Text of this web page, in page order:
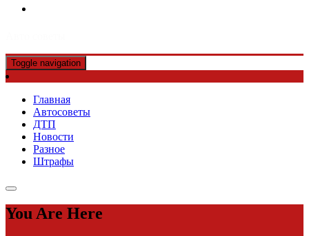
Toggle navigation
Главная
Автосоветы
ДТП
Новости
Разное
Штрафы
You Are Here